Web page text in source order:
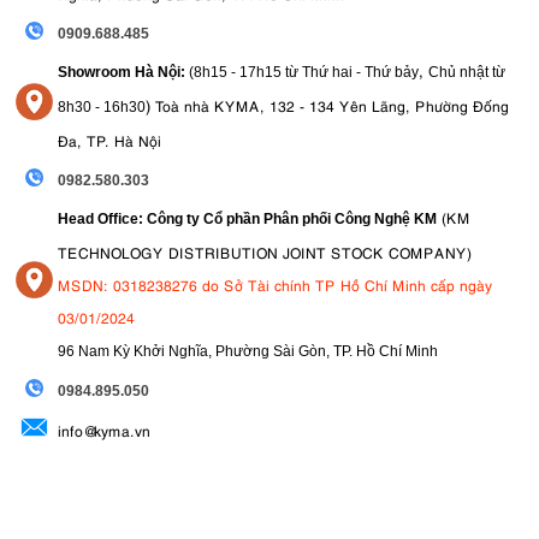
quen thuộc của FX3 và FX30, với ba điểm gắn ¼-20 được tích hợp
trực tiếp vào thân máy, loại bỏ nhu cầu sử dụng lồng trong nhiều
thiết lập. Thân máy chỉ nặng 549g, giúp dễ dàng mang theo, gắn
tùy chọn mở rộng khả năng âm thanh của FX2 bằng cách thêm hai
đầu vào kết hợp XLR/TRS chuyên nghiệp, giắc cắm micrô âm
thanh nổi 3,5 mm và các nút điều khiển vật lý để ghi âm thanh đa
0909.688.485
Showroom Hà Nội: (8h15 - 17h15 từ Thứ hai - Thứ bảy, Chủ nhật từ
8h30 - 16h30) Toà nhà KYMA, 132 - 134 Yên Lãng, Phường Đống
Đa, TP. Hà Nội
0982.580.303
Head Office: Công ty Cổ phần Phân phối Công Nghệ KM (KM
TECHNOLOGY DISTRIBUTION JOINT STOCK COMPANY)
MSDN: 0318238276 do Sở Tài chính TP Hồ Chí Minh cấp ngày
03/01/2024
96 Nam Kỳ Khởi Nghĩa, Phường Sài Gòn, TP. Hồ Chí Minh
0984.895.050
info@kyma.vn